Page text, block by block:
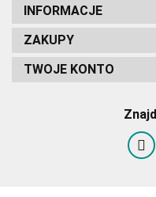
INFORMACJE
ZAKUPY
TWOJE KONTO